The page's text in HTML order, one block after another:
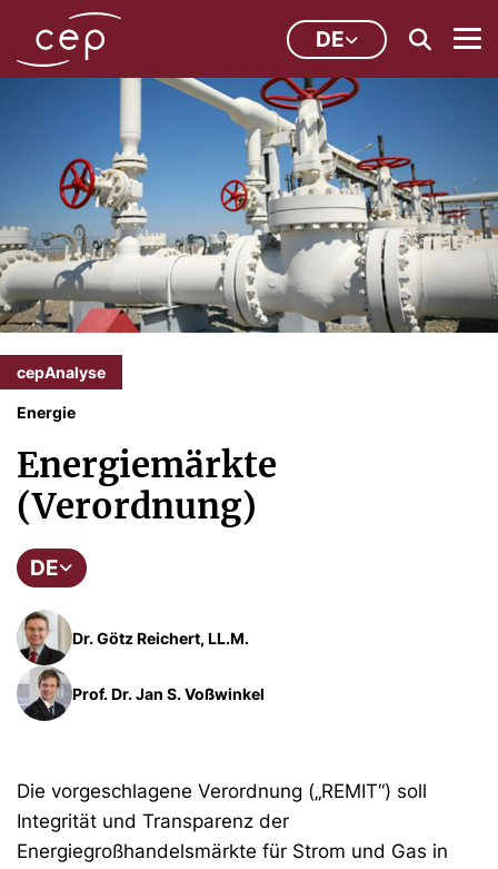
DE
cepAnalyse
Energie
Energiemärkte
(Verordnung)
DE
Dr. Götz Reichert, LL.M.
Prof. Dr. Jan S. Voßwinkel
Die vorgeschlagene Verordnung („REMIT“) soll
Integrität und Transparenz der
Energiegroßhandelsmärkte für Strom und Gas in